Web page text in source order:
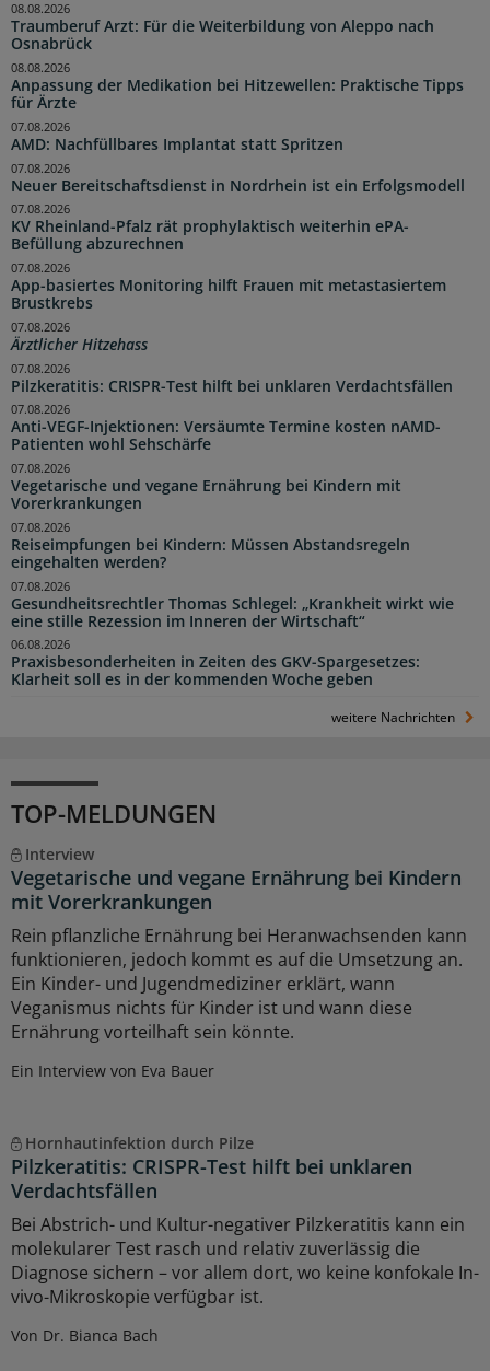
Traumberuf Arzt: Für die Weiterbildung von Aleppo nach
Osnabrück
08.08.2026
Anpassung der Medikation bei Hitzewellen: Praktische Tipps
für Ärzte
08.08.2026
AMD: Nachfüllbares Implantat statt Spritzen
07.08.2026
Neuer Bereitschaftsdienst in Nordrhein ist ein Erfolgsmodell
07.08.2026
KV Rheinland-Pfalz rät prophylaktisch weiterhin ePA-
Befüllung abzurechnen
07.08.2026
App-basiertes Monitoring hilft Frauen mit metastasiertem
Brustkrebs
07.08.2026
Ärztlicher Hitzehass
07.08.2026
Pilzkeratitis: CRISPR-Test hilft bei unklaren Verdachtsfällen
07.08.2026
Anti-VEGF-Injektionen: Versäumte Termine kosten nAMD-
Patienten wohl Sehschärfe
07.08.2026
Vegetarische und vegane Ernährung bei Kindern mit
Vorerkrankungen
07.08.2026
Reiseimpfungen bei Kindern: Müssen Abstandsregeln
eingehalten werden?
07.08.2026
Gesundheitsrechtler Thomas Schlegel: „Krankheit wirkt wie
eine stille Rezession im Inneren der Wirtschaft“
07.08.2026
Praxisbesonderheiten in Zeiten des GKV-Spargesetzes:
Klarheit soll es in der kommenden Woche geben
06.08.2026
weitere Nachrichten
TOP-MELDUNGEN
Interview
Vegetarische und vegane Ernährung bei Kindern
mit Vorerkrankungen
Rein pflanzliche Ernährung bei Heranwachsenden kann
funktionieren, jedoch kommt es auf die Umsetzung an.
Ein Kinder- und Jugendmediziner erklärt, wann
Veganismus nichts für Kinder ist und wann diese
Ernährung vorteilhaft sein könnte.
Ein Interview von Eva Bauer
Hornhautinfektion durch Pilze
Pilzkeratitis: CRISPR-Test hilft bei unklaren
Verdachtsfällen
Bei Abstrich- und Kultur-negativer Pilzkeratitis kann ein
molekularer Test rasch und relativ zuverlässig die
Diagnose sichern – vor allem dort, wo keine konfokale In-
vivo-Mikroskopie verfügbar ist.
Von Dr. Bianca Bach